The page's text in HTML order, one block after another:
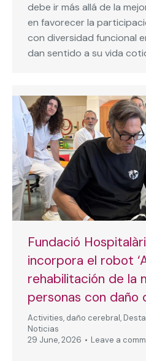
debe ir más allá de la
en favorecer la
con diversidad funcional
dan sentido a su vida
Fundació
incorpora el robot
rehabilitación de la
personas con daño
Activities, daño cerebral,
Noticias
29 June, 2026
Leave a